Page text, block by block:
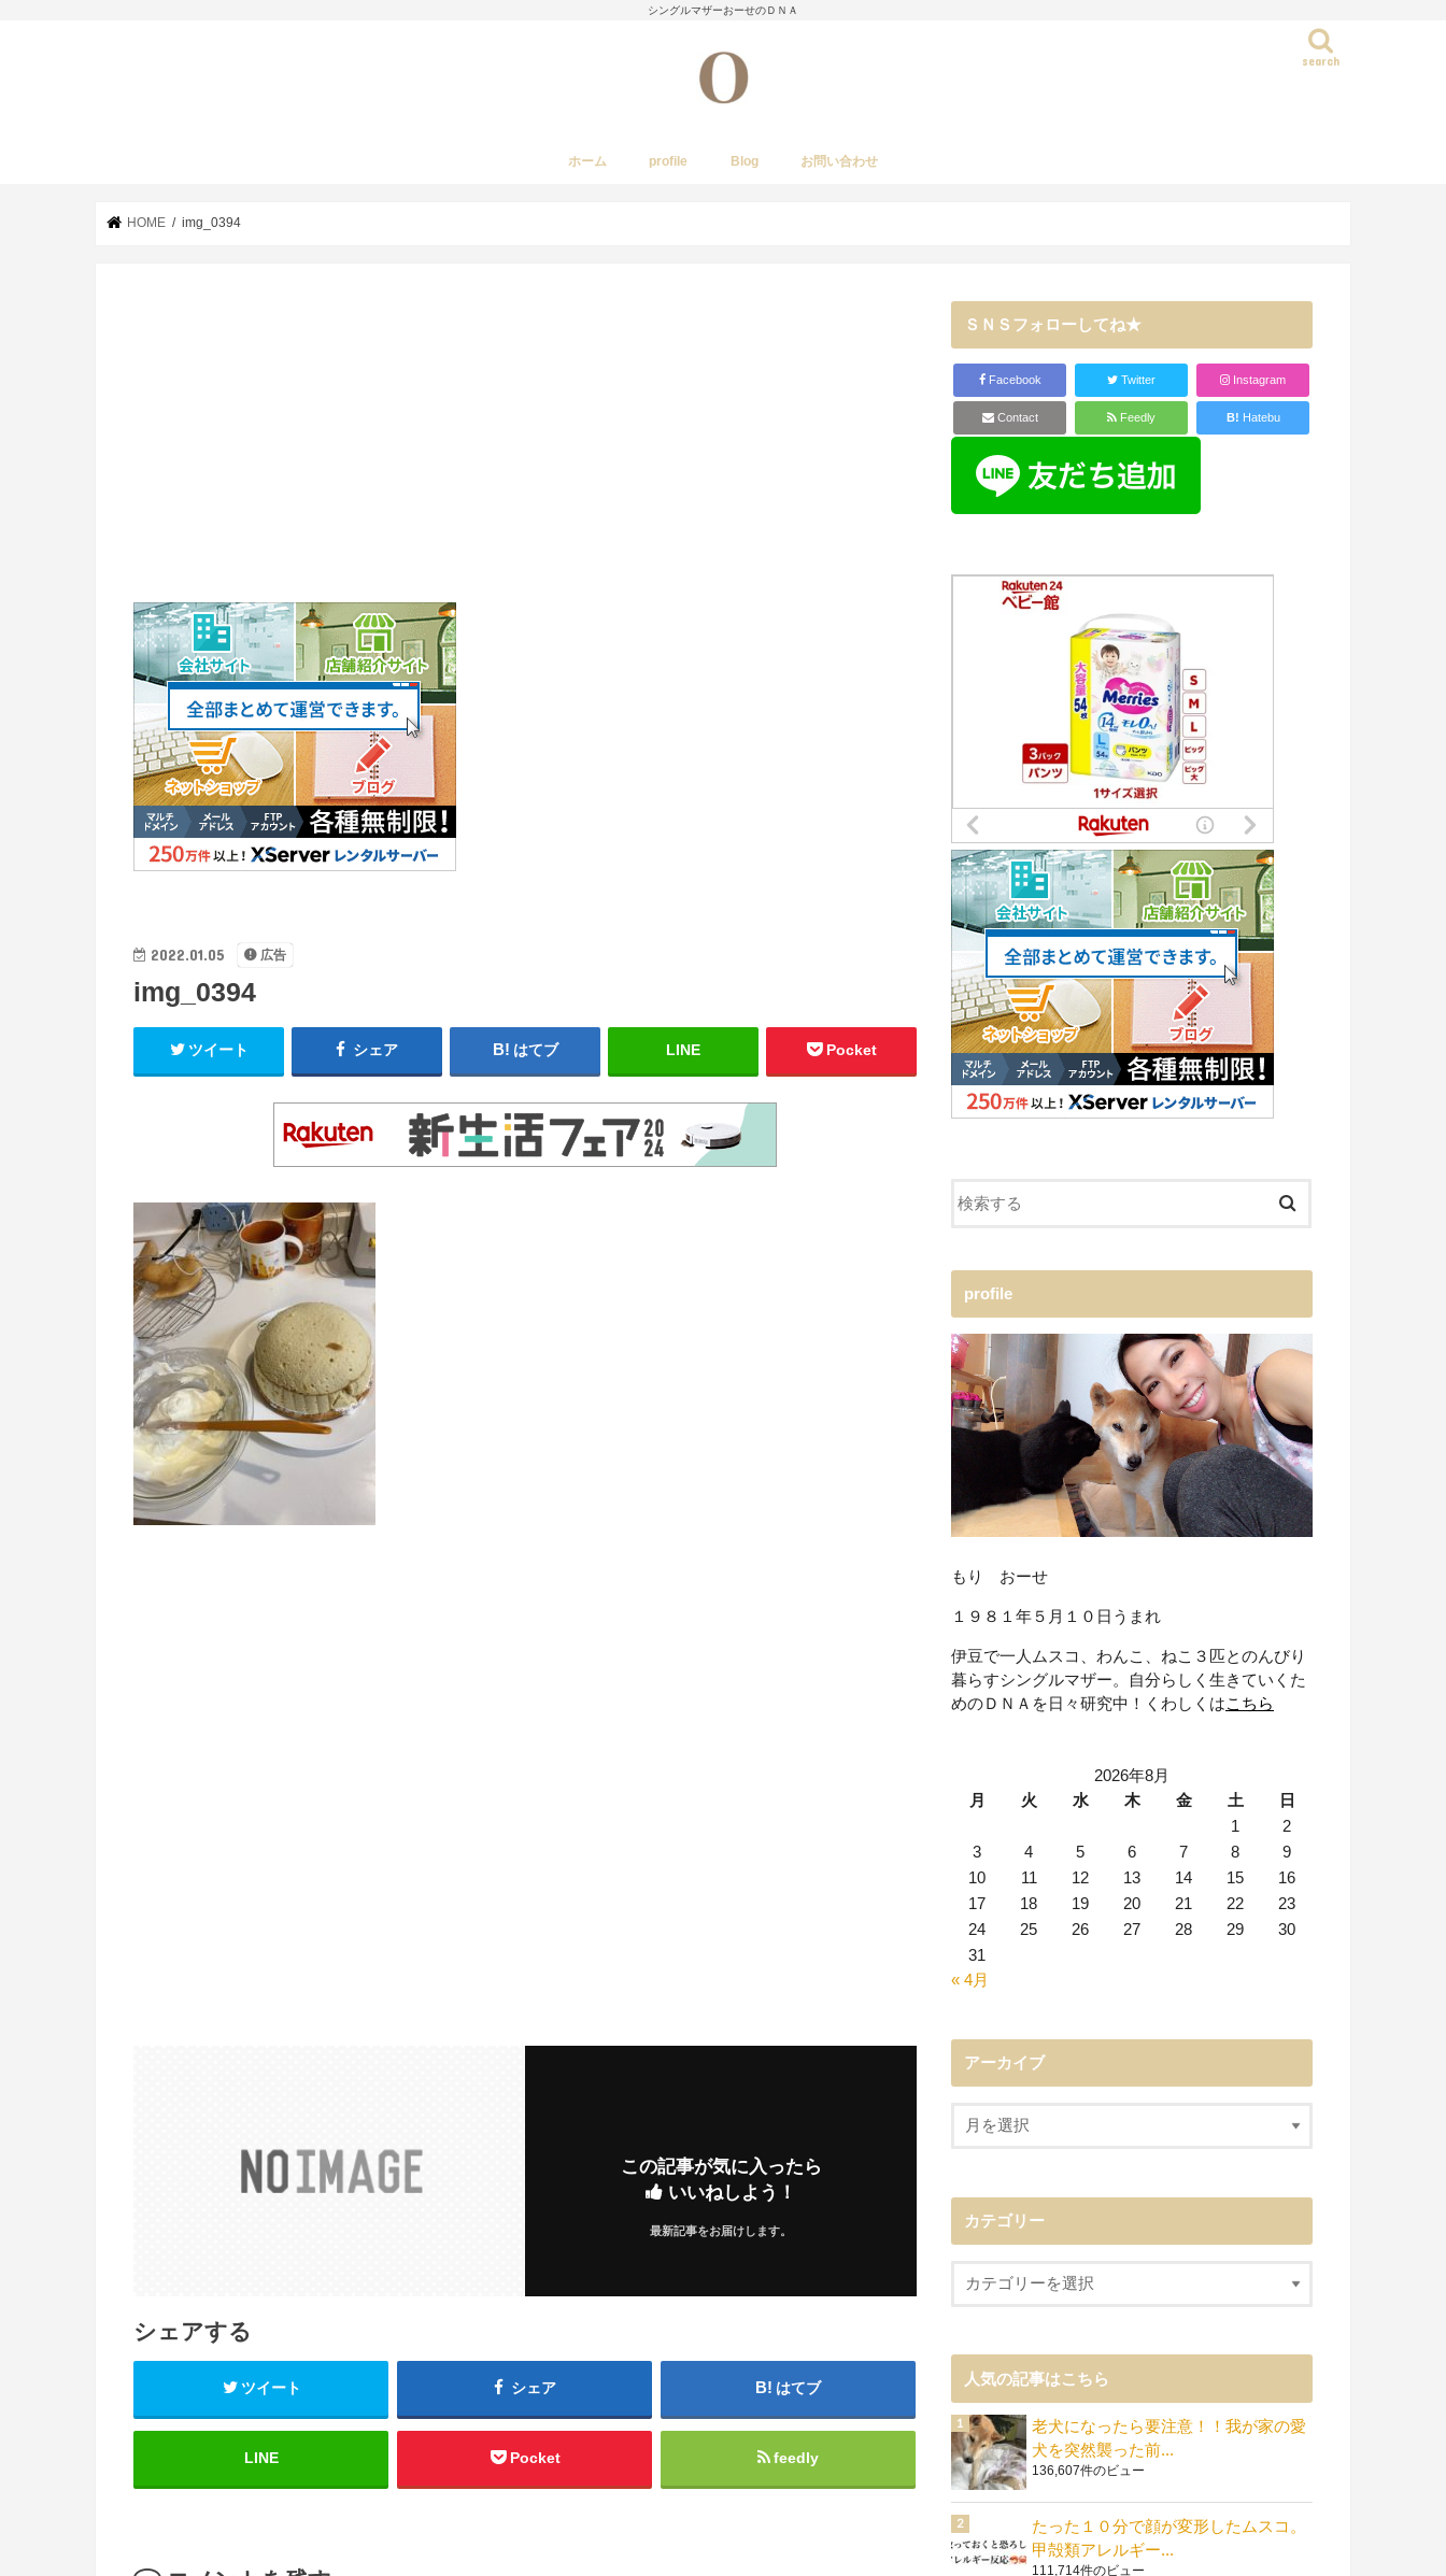
シングルマザーおーせのＤＮＡ
search
ホーム profile Blog お問い合わせ
HOME img_0394
2022.01.05 広告
img_0394
ツイート シェア はてブ LINE Pocket
この記事が気に入ったら
いいねしよう！
最新記事をお届けします。
シェアする
ツイート シェア はてブ
LINE Pocket feedly
ＳＮＳフォローしてね★
Facebook Twitter Instagram
Contact Feedly B! Hatebu
profile
もり おーせ
１９８１年５月１０日うまれ
伊豆で一人ムスコ、わんこ、ねこ３匹とのんびり
暮らすシングルマザー。自分らしく生きていくた
めのＤＮＡを日々研究中！くわしくはこちら
2026年8月
月
火 水 木 金 土
日
1
2
3
4 5 6 7 8
9
10
11 12 13 14 15
16
17
18 19 20 21 22
23
24
25 26 27 28 29
30
31
« 4月
アーカイブ
カテゴリー
人気の記事はこちら
老犬になったら要注意！！我が家の愛
犬を突然襲った前...
136,607件のビュー
たった１０分で顔が変形したムスコ。
甲殻類アレルギー...
111,714件のビュー